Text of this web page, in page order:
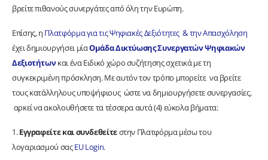
βρείτε πιθανούς συνεργάτες από όλη την Ευρώπη.
Επίσης, η Πλατφόρμα για τις Ψηφιακές Δεξιότητες & την Απασχόληση
έχει δημιουργήσει μίαΟμάδα Δικτύωσης Συνεργατών Ψηφιακών
Δεξιοτήτωνκαι ένα Eιδικό χώρο συζήτησης σχετικά με τη
συγκεκριμένη πρόσκληση. Με αυτόν τον τρόπο μπορείτε να βρείτε
τους κατάλληλους υποψήφιους ώστε να δημιουργήσετε συνεργασίες,
αρκεί να ακολουθήσετε τα τέσσερα αυτά (4) εύκολα βήματα:
1.Εγγραφείτε και συνδεθείτεστην Πλατφόρμα μέσω του
λογαριασμού σαςEU Login.